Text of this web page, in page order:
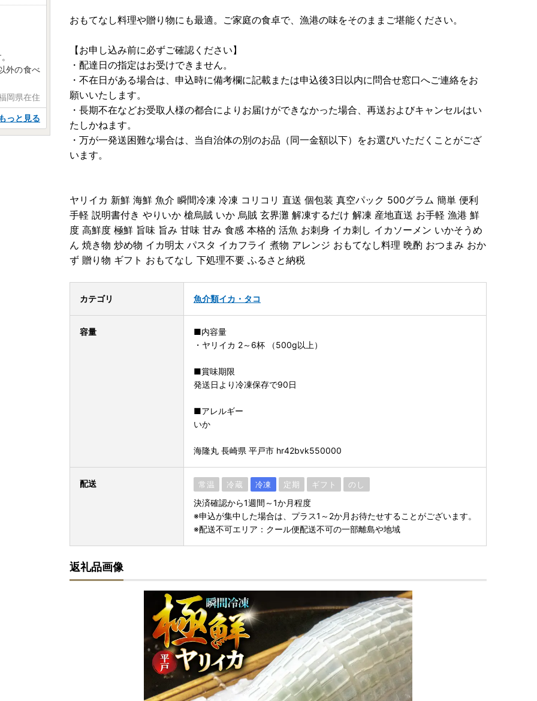
おもてなし料理や贈り物にも最適。ご家庭の食卓で、漁港の味をそのままご堪能ください。
【お申し込み前に必ずご確認ください】
・配達日の指定はお受けできません。
・不在日がある場合は、申込時に備考欄に記載または申込後3日以内に問合せ窓口へご連絡をお
願いいたします。
・長期不在などお受取人様の都合によりお届けができなかった場合、再送およびキャンセルはい
たしかねます。
・万が一発送困難な場合は、当自治体の別のお品（同一金額以下）をお選びいただくことがござ
います。
ヤリイカ 新鮮 海鮮 魚介 瞬間冷凍 冷凍 コリコリ 直送 個包装 真空パック 500グラム 簡単 便利
手軽 説明書付き やりいか 槍烏賊 いか 烏賊 玄界灘 解凍するだけ 解凍 産地直送 お手軽 漁港 鮮
度 高鮮度 極鮮 旨味 旨み 甘味 甘み 食感 本格的 活魚 お刺身 イカ刺し イカソーメン いかそうめ
ん 焼き物 炒め物 イカ明太 パスタ イカフライ 煮物 アレンジ おもてなし料理 晩酌 おつまみ おか
ず 贈り物 ギフト おもてなし 下処理不要 ふるさと納税
カテゴリ 魚介類イカ・タコ
容量
■内容量
・ヤリイカ 2～6杯 （500g以上）
■賞味期限
発送日より冷凍保存で90日
■アレルギー
いか
海隆丸 長崎県 平戸市 hr42bvk550000
配送 常温 冷蔵 冷凍 定期 ギフト のし
決済確認から1週間～1か月程度
※申込が集中した場合は、プラス1～2か月お待たせすることがございます。
※配送不可エリア：クール便配送不可の一部離島や地域
返礼品画像
外の食べ
岡県在住
っと見る